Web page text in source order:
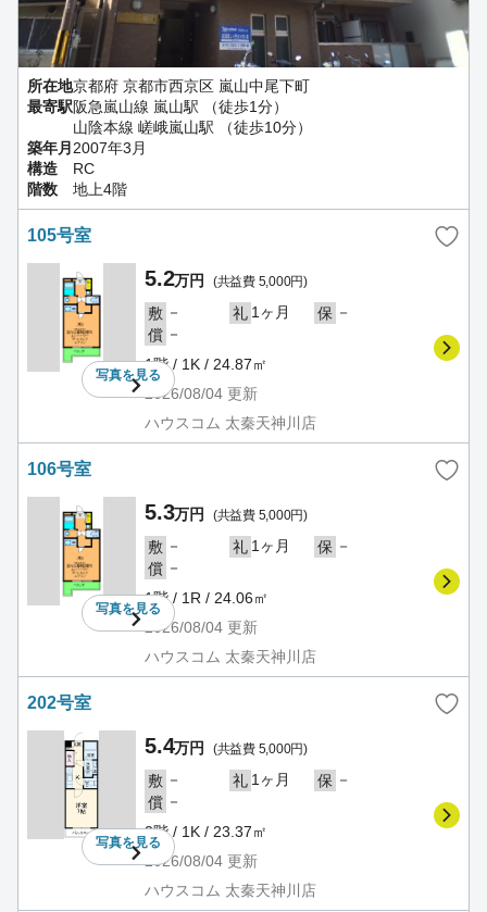
所在地京都府 京都市西京区 嵐山中尾下町
最寄駅阪急嵐山線 嵐山駅 （徒歩1分）
山陰本線 嵯峨嵐山駅 （徒歩10分）
築年月2007年3月
構造
RC
階数
地上4階
105号室
写真を見る
5.2万円 (共益費 5,000円)
敷 － 礼 1ヶ月 保 －
償 －
1階 / 1K / 24.87㎡
2026/08/04 更新
ハウスコム 太秦天神川店
106号室
写真を見る
5.3万円 (共益費 5,000円)
敷 － 礼 1ヶ月 保 －
償 －
1階 / 1R / 24.06㎡
2026/08/04 更新
ハウスコム 太秦天神川店
202号室
写真を見る
5.4万円 (共益費 5,000円)
敷 － 礼 1ヶ月 保 －
償 －
2階 / 1K / 23.37㎡
2026/08/04 更新
ハウスコム 太秦天神川店